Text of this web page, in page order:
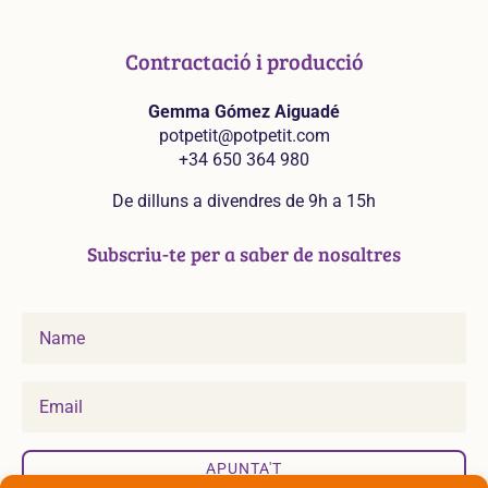
Contractació i producció
Gemma Gómez Aiguadé
potpetit@potpetit.com
+34 650 364 980
De dilluns a divendres de 9h a 15h
Subscriu-te per a saber de nosaltres
APUNTA'T